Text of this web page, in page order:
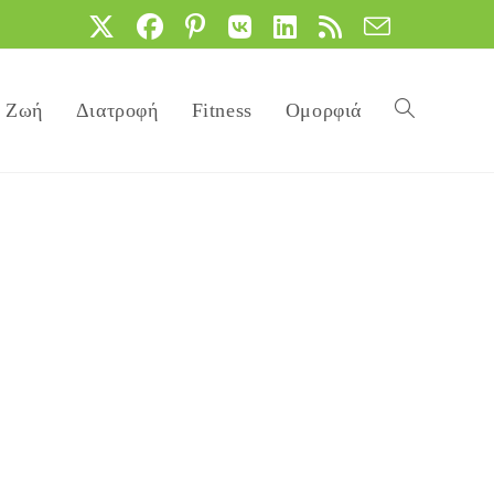
Ζωή Διατροφή Fitness Ομορφιά Toggle